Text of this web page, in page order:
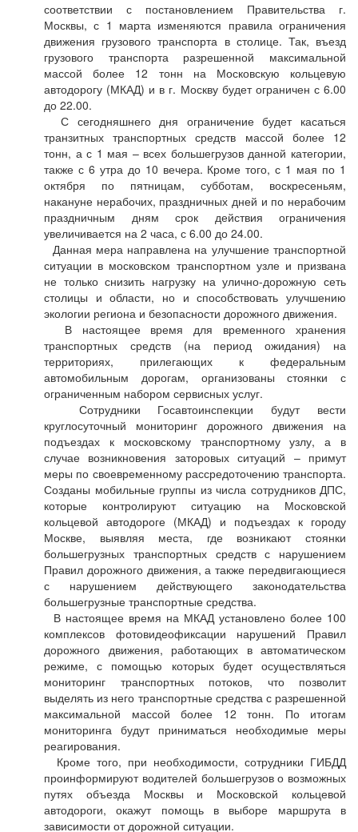
соответствии с постановлением Правительства г.
Москвы, с 1 марта изменяются правила ограничения
движения грузового транспорта в столице. Так, въезд
грузового транспорта разрешенной максимальной
массой более 12 тонн на Московскую кольцевую
автодорогу (МКАД) и в г. Москву будет ограничен с 6.00
до 22.00.
С сегодняшнего дня ограничение будет касаться
транзитных транспортных средств массой более 12
тонн, а с 1 мая – всех большегрузов данной категории,
также с 6 утра до 10 вечера. Кроме того, с 1 мая по 1
октября по пятницам, субботам, воскресеньям,
накануне нерабочих, праздничных дней и по нерабочим
праздничным дням срок действия ограничения
увеличивается на 2 часа, с 6.00 до 24.00.
Данная мера направлена на улучшение транспортной
ситуации в московском транспортном узле и призвана
не только снизить нагрузку на улично-дорожную сеть
столицы и области, но и способствовать улучшению
экологии региона и безопасности дорожного движения.
В настоящее время для временного хранения
транспортных средств (на период ожидания) на
территориях, прилегающих к федеральным
автомобильным дорогам, организованы стоянки с
ограниченным набором сервисных услуг.
Сотрудники Госавтоинспекции будут вести
круглосуточный мониторинг дорожного движения на
подъездах к московскому транспортному узлу, а в
случае возникновения заторовых ситуаций – примут
меры по своевременному рассредоточению транспорта.
Созданы мобильные группы из числа сотрудников ДПС,
которые контролируют ситуацию на Московской
кольцевой автодороге (МКАД) и подъездах к городу
Москве, выявляя места, где возникают стоянки
большегрузных транспортных средств с нарушением
Правил дорожного движения, а также передвигающиеся
с нарушением действующего законодательства
большегрузные транспортные средства.
В настоящее время на МКАД установлено более 100
комплексов фотовидеофиксации нарушений Правил
дорожного движения, работающих в автоматическом
режиме, с помощью которых будет осуществляться
мониторинг транспортных потоков, что позволит
выделять из него транспортные средства с разрешенной
максимальной массой более 12 тонн. По итогам
мониторинга будут приниматься необходимые меры
реагирования.
Кроме того, при необходимости, сотрудники ГИБДД
проинформируют водителей большегрузов о возможных
путях объезда Москвы и Московской кольцевой
автодороги, окажут помощь в выборе маршрута в
зависимости от дорожной ситуации.